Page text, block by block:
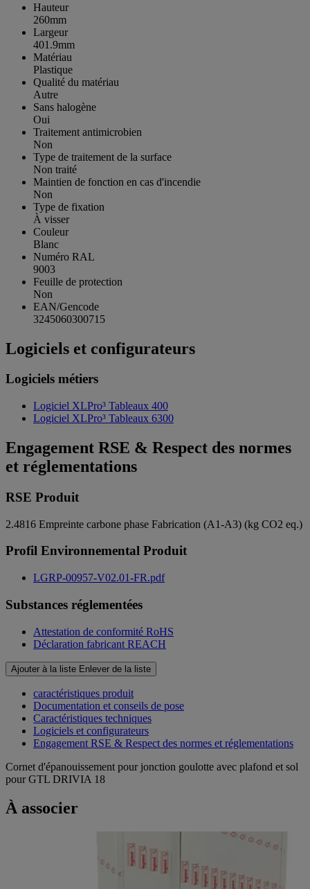
Hauteur
260mm
Largeur
401.9mm
Matériau
Plastique
Qualité du matériau
Autre
Sans halogène
Oui
Traitement antimicrobien
Non
Type de traitement de la surface
Non traité
Maintien de fonction en cas d'incendie
Non
Type de fixation
À visser
Couleur
Blanc
Numéro RAL
9003
Feuille de protection
Non
EAN/Gencode
3245060300715
Logiciels et configurateurs
Logiciels métiers
Logiciel XLPro³ Tableaux 400
Logiciel XLPro³ Tableaux 6300
Engagement RSE & Respect des normes
et réglementations
RSE Produit
2.4816 Empreinte carbone phase Fabrication (A1-A3) (kg CO2 eq.)
Profil Environnemental Produit
LGRP-00957-V02.01-FR.pdf
Substances réglementées
Attestation de conformité RoHS
Déclaration fabricant REACH
Ajouter à la liste Enlever de la liste
caractéristiques produit
Documentation et conseils de pose
Caractéristiques techniques
Logiciels et configurateurs
Engagement RSE & Respect des normes et réglementations
Cornet d'épanouissement pour jonction goulotte avec plafond et sol
pour GTL DRIVIA 18
À associer